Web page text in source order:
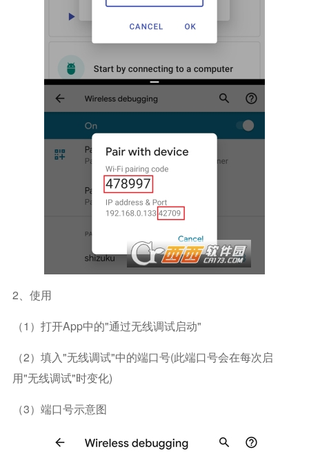
2、使用
（1）打开app中的"通过无线调试启动"
（2）填入"无线调试"中的端口号(此端口号会在每次启
用"无线调试"时变化)
（3）端口号示意图